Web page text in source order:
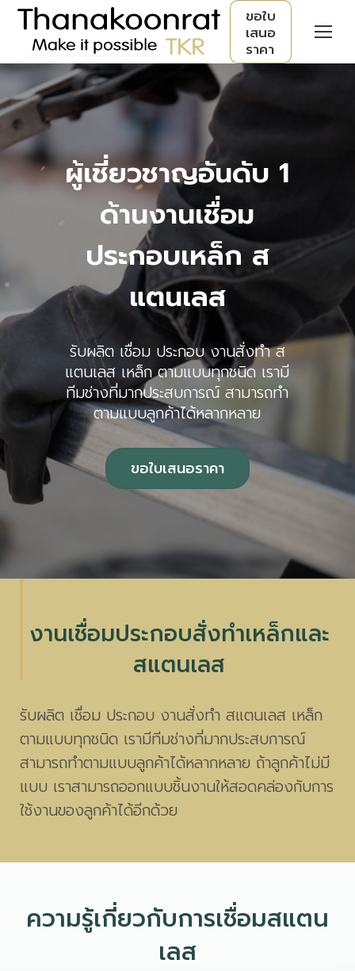
ขอใบ
เสนอ
ราคา
ผู้เชี่ยวชาญอันดับ 1
ด้านงานเชื่อม
ประกอบเหล็ก ส
แตนเลส
รับผลิต เชื่อม ประกอบ งานสั่งทำ ส
แตนเลส เหล็ก ตามแบบทุกชนิด เรามี
ทีมช่างที่มากประสบการณ์ สามารถทำ
ตามแบบลูกค้าได้หลากหลาย
ขอใบเสนอราคา
งานเชื่อมประกอบสั่งทำเหล็กและ
สแตนเลส
รับผลิต เชื่อม ประกอบ งานสั่งทำ สแตนเลส เหล็ก
ตามแบบทุกชนิด เรามีทีมช่างที่มากประสบการณ์
สามารถทำตามแบบลูกค้าได้หลากหลาย ถ้าลูกค้าไม่มี
แบบ เราสามารถออกแบบชิ้นงานให้สอดคล่องกับการ
ใช้งานของลูกค้าได้อีกด้วย
ความรู้เกี่ยวกับการเชื่อมสแตน
เลส